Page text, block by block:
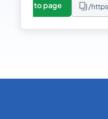
Go to page